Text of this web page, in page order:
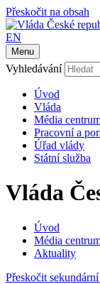
Přeskočit na obsah
EN
Menu
Vyhledávání
Úvod
Vláda
Média
Pracovní a
Úřad vlády
Státní služba
Vláda
Úvod
Média
Aktuality
Přeskočit